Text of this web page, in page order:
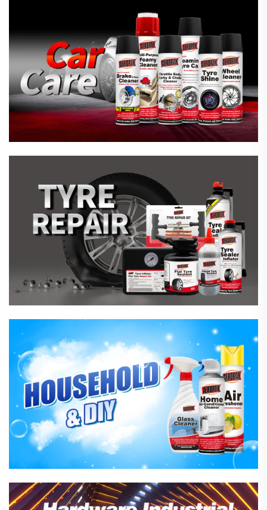
Reparație De Urgență A Anvelopelor
Produse Pentru Îngrijirea Gospodăriei
Produse Hardware Și Industriale